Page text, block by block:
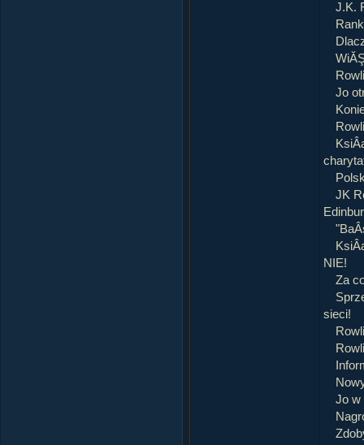
J.K.
Jo
JK
NIE!
Za
sieci!
Jo w